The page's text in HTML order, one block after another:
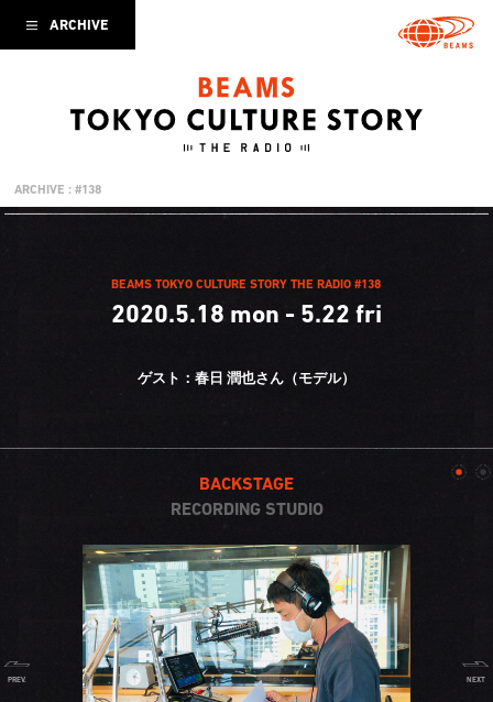
ARCHIVE
ARCHIVE : #138
BEAMS TOKYO CULTURE STORY THE RADIO #138
2020.5.18 mon - 5.22 fri
ゲスト：春日 潤也さん（モデル）
BACKSTAGE
RECORDING STUDIO
PREV. NEXT